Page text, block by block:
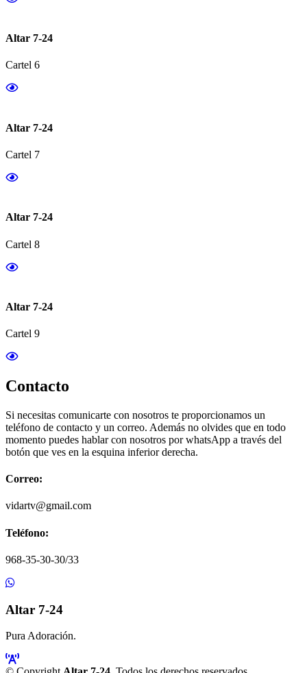
Altar 7-24
Cartel 6
Altar 7-24
Cartel 7
Altar 7-24
Cartel 8
Altar 7-24
Cartel 9
Contacto
Si necesitas comunicarte con nosotros te proporcionamos un
teléfono de contacto y un correo. Además no olvides que en todo
momento puedes hablar con nosotros por whatsApp a través del
botón que ves en la esquina inferior derecha.
Correo:
vidartv@gmail.com
Teléfono:
968-35-30-30/33
Altar 7-24
Pura Adoración.